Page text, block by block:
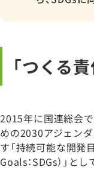
「つくる
2015年に国連総会
めの2030アジェン
す「持続可能な開
Goals：SDGs）」と